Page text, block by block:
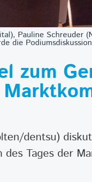
Pauline Schreuder
die
zum
dentsu)
Tages der